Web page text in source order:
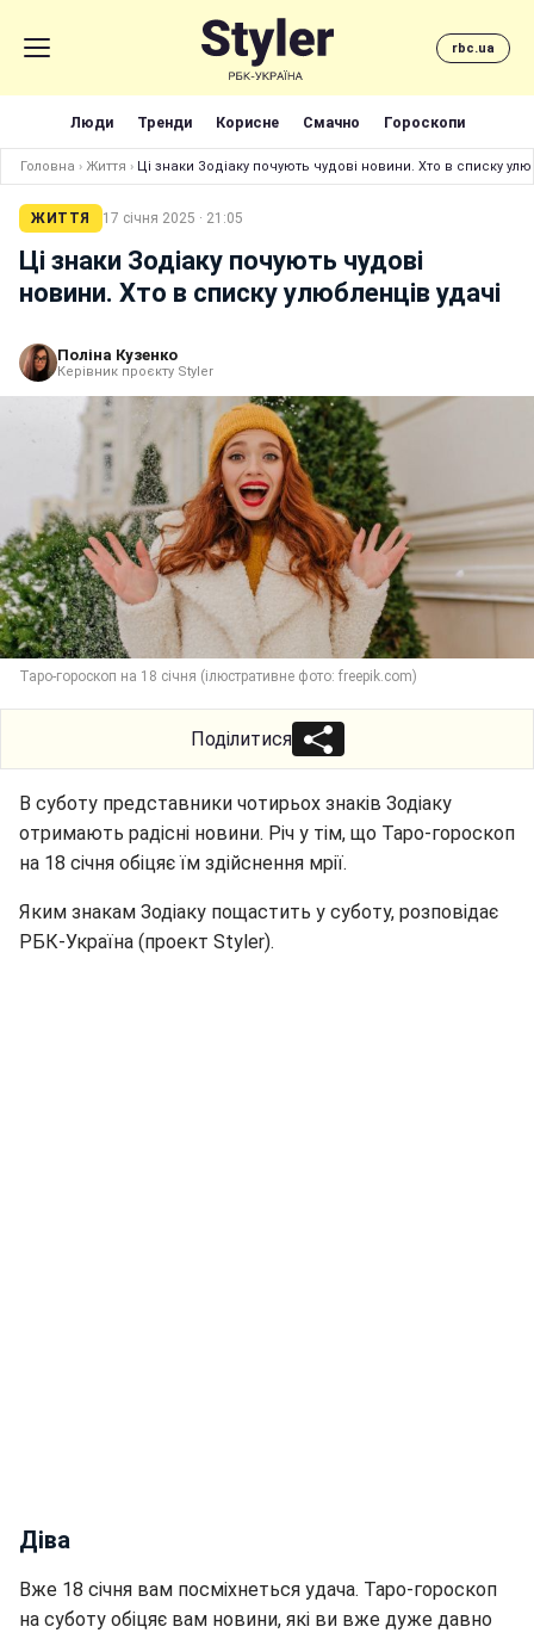
rbc.ua
Люди Тренди Корисне Смачно Гороскопи
Головна › Життя › Ці знаки Зодіаку почують чудові новини. Хто в списку
ЖИТТЯ 17 січня 2025 · 21:05
Ці знаки Зодіаку почують чудові
новини. Хто в списку улюбленців удачі
Поліна Кузенко
Керівник проєкту Styler
Таро-гороскоп на 18 січня (ілюстративне фото: freepik.com)
Поділитися
В суботу представники чотирьох знаків Зодіаку
отримають радісні новини. Річ у тім, що Таро-гороскоп
на 18 січня обіцяє їм здійснення мрії.
Яким знакам Зодіаку пощастить у суботу, розповідає
РБК-Україна (проект Styler).
Діва
Вже 18 січня вам посміхнеться удача. Таро-гороскоп
на суботу обіцяє вам новини, які ви вже дуже давно